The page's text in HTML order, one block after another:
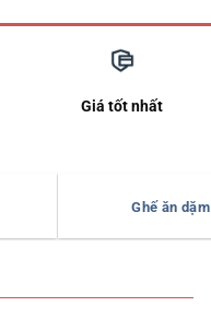
Giá tốt nhất
Ghế ăn dặm